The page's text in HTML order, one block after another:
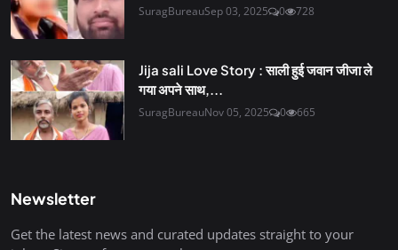
SuragBureauSep 03, 2025 0 728
Jija sali Love Story : साली हुई जवान जीजा ले
गया अपने साथ,...
SuragBureauNov 05, 2025 0 665
Newsletter
Get the latest news and curated updates straight to your